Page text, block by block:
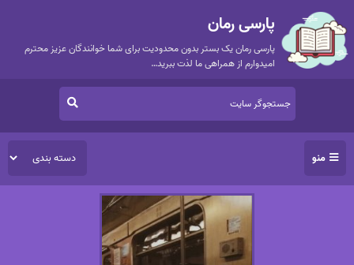
پارسی رمان
پارسی رمان یک بستر بدون محدودیت برای شما خوانندگان عزیز محترم
امیدوارم از همراهی ما لذت ببرید…
منو